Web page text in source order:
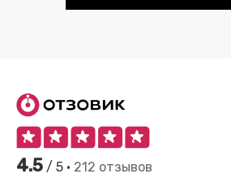
4.5 / 5 • 212 отзывов